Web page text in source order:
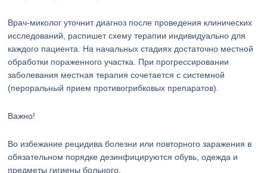
Врач-миколог уточнит диагноз после проведения клинических
исследований, распишет схему терапии индивидуально для
каждого пациента. На начальных стадиях достаточно местной
обработки пораженного участка. При прогрессировании
заболевания местная терапия сочетается с системной
(пероральный прием противогрибковых препаратов).
Важно!
Во избежание рецидива болезни или повторного заражения в
обязательном порядке дезинфицируются обувь, одежда и
предметы гигиены больного.